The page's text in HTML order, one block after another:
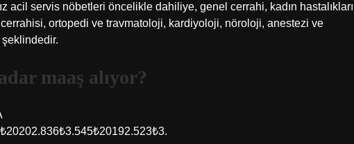
acil servis nöbetleri öncelikle dahiliye, genel cerrahi, kadın hastalıkları
cerrahisi, ortopedi ve travmatoloji, kardiyoloji, nöroloji, anestezi ve
şeklindedir.
maaş alıyor?